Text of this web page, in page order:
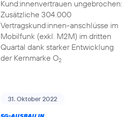
Kund:innenvertrauen ungebrochen:
Zusätzliche 304.000
Vertragskund:innen-anschlüsse im
Mobilfunk (exkl. M2M) im dritten
Quartal dank starker Entwicklung
der Kernmarke O2
31. Oktober 2022